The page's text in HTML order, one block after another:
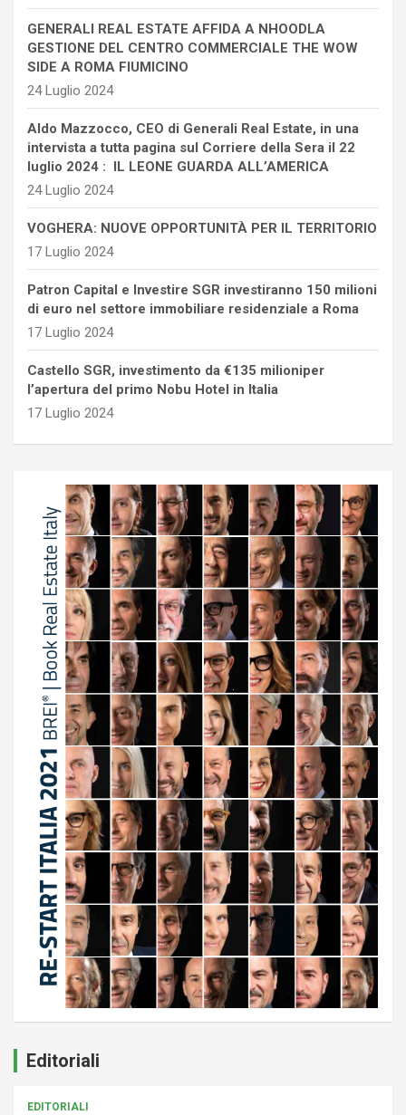
GENERALI REAL ESTATE AFFIDA A NHOODLA
GESTIONE DEL CENTRO COMMERCIALE THE WOW
SIDE A ROMA FIUMICINO
24 Luglio 2024
Aldo Mazzocco, CEO di Generali Real Estate, in una
intervista a tutta pagina sul Corriere della Sera il 22
luglio 2024 : IL LEONE GUARDA ALL’AMERICA
24 Luglio 2024
VOGHERA: NUOVE OPPORTUNITÀ PER IL TERRITORIO
17 Luglio 2024
Patron Capital e Investire SGR investiranno 150 milioni
di euro nel settore immobiliare residenziale a Roma
17 Luglio 2024
Castello SGR, investimento da €135 milioniper
l’apertura del primo Nobu Hotel in Italia
17 Luglio 2024
Editoriali
EDITORIALI